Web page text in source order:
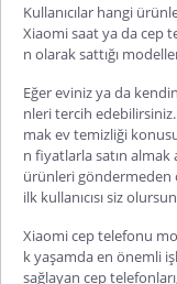
Kullanıcılar hangi
Xiaomi saatya da cep
n olarak sattığı
Eğer eviniz ya da
nleri tercih
mak ev temizliği
n fiyatlarla satın
ürünleri göndermeden
ilk kullanıcısı siz
Xiaomi cep telefonu
k yaşamda en önemli
sağlayan cep